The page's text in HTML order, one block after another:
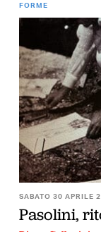
FORME
SABATO 30 APRILE
Pasolini,